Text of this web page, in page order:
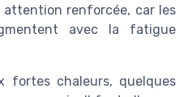
renforcée, car les
avec la fatigue
fortes chaleurs, quelques